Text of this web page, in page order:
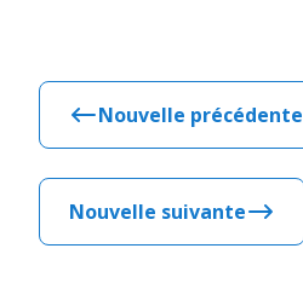
Nouvelle précédente
Nouvelle suivante